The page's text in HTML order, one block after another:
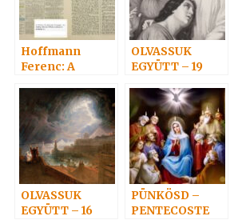
Hoffmann
Ferenc: A
Anyag bírálata 1.
OLVASSUK
EGYÜTT – 19
OLVASSUK
EGYÜTT – 16
PÜNKÖSD –
PENTECOSTE